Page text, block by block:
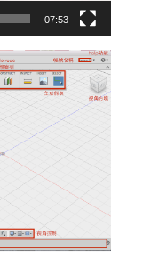
07:53